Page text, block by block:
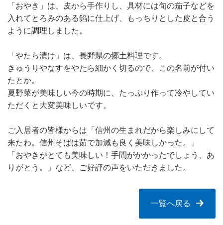
「おやき」は、皮から手作りし、具材には旬の茄子などを
入れてとろみのある餡に仕上げ、もっちりとした皮と合う
ように調理しました。
「やたら漬け」は、長野県の郷土料理です。
きゅうりやなすをやたら細かく切るので、この名前が付い
たとか。
夏野菜が美味しい今の時期に、たっぷり作って冷やしてい
ただくと大変美味しいです。
ご入居者の皆様からは「信州の生まれだから楽しみにして
来たわ。信州そばは茹で加減も良く美味しかった。」
「おやきがとても美味しい！手間がかかったでしょう、あ
りがとう。」など、ご好評の声をいただきました。
一覧へ戻る